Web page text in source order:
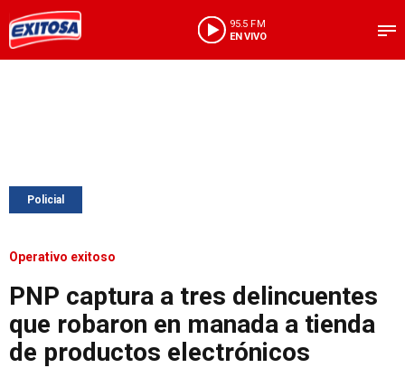
95.5 FM
EN VIVO
Policial
Operativo exitoso
PNP captura a tres delincuentes
que robaron en manada a tienda
de productos electrónicos